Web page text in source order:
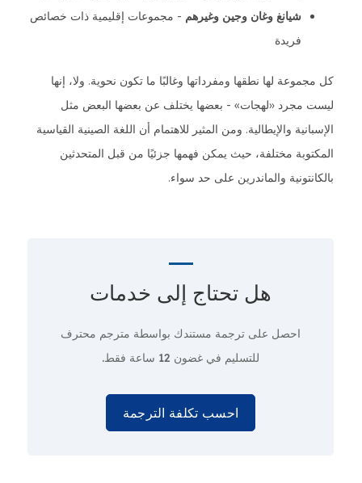
شيانغ وغان وجين وغيرهم - مجموعات إقليمية ذات خصائص
فريدة
كل مجموعة لها نطقها ومفرداتها وغالبًا ما تكون نحوية. ولا، إنها
ليست مجرد «لهجات» - بعضها يختلف عن بعضها البعض مثل
الإسبانية والإيطالية. ومن المثير للاهتمام أن اللغة الصينية القياسية
المكتوبة مختلفة، حيث يمكن فهمها جزئيًا من قبل المتحدثين
بالكانتونية والماندرين على حد سواء.
هل تحتاج إلى خدمات
احصل على ترجمة مستندك بواسطة مترجم محترف
للتسليم في غضون 12 ساعة فقط.
احسب تكلفة الترجمة